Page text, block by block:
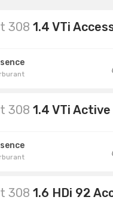
308 1.4 VTi
308 1.4 VTi Active
308 1.6 HDi 92